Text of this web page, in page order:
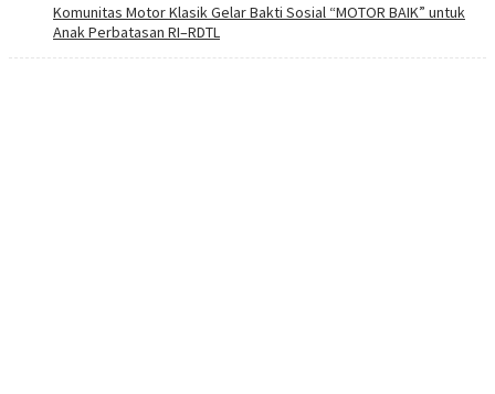
Komunitas Motor Klasik Gelar Bakti Sosial “MOTOR BAIK” untuk
Anak Perbatasan RI–RDTL